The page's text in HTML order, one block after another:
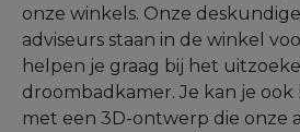
onze winkels. Onze
adviseurs staan in de winkel
helpen je graag bij het
droombadkamer. Je kan je ook
met een 3D-ontwerp die onze